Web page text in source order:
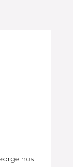
nos